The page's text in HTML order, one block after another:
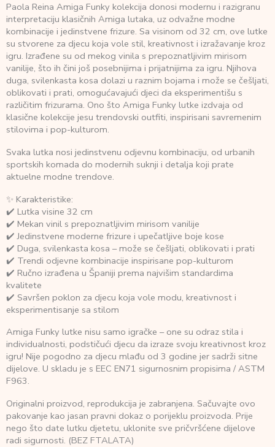
Paola Reina Amiga Funky kolekcija donosi modernu i razigranu
interpretaciju klasičnih Amiga lutaka, uz odvažne modne
kombinacije i jedinstvene frizure. Sa visinom od 32 cm, ove lutke
su stvorene za djecu koja vole stil, kreativnost i izražavanje kroz
igru. Izrađene su od mekog vinila s prepoznatljivim mirisom
vanilije, što ih čini još posebnijima i prijatnijima za igru. Njihova
duga, svilenkasta kosa dolazi u raznim bojama i može se češljati,
oblikovati i prati, omogućavajući djeci da eksperimentišu s
različitim frizurama. Ono što Amiga Funky lutke izdvaja od
klasične kolekcije jesu trendovski outfiti, inspirisani savremenim
stilovima i pop-kulturom.
Svaka lutka nosi jedinstvenu odjevnu kombinaciju, od urbanih
sportskih komada do modernih suknji i detalja koji prate
aktuelne modne trendove.
✨ Karakteristike:
✔️ Lutka visine 32 cm
✔️ Mekan vinil s prepoznatljivim mirisom vanilije
✔️ Jedinstvene moderne frizure i upečatljive boje kose
✔️ Duga, svilenkasta kosa – može se češljati, oblikovati i prati
✔️ Trendi odjevne kombinacije inspirisane pop-kulturom
✔️ Ručno izrađena u Španiji prema najvišim standardima
kvalitete
✔️ Savršen poklon za djecu koja vole modu, kreativnost i
eksperimentisanje sa stilom
Amiga Funky lutke nisu samo igračke – one su odraz stila i
individualnosti, podstičući djecu da izraze svoju kreativnost kroz
igru! Nije pogodno za djecu mlađu od 3 godine jer sadrži sitne
dijelove. U skladu je s EEC EN71 sigurnosnim propisima / ASTM
F963.
Originalni proizvod, reprodukcija je zabranjena. Sačuvajte ovo
pakovanje kao jasan pravni dokaz o porijeklu proizvoda. Prije
nego što date lutku djetetu, uklonite sve pričvršćene dijelove
radi sigurnosti. (BEZ FTALATA)